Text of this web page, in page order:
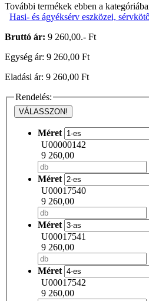
További termékek ebben a
Hasi- és ágyéksérv eszközei,
Bruttó ár: 9 260,00.- Ft
Egység ár: 9 260,00 Ft
Eladási ár: 9 260,00 Ft
Rendelés:
VÁLASSZON!
Méret
U00000142
9 260,00
Méret
U00017540
9 260,00
Méret
U00017541
9 260,00
Méret
U00017542
9 260,00